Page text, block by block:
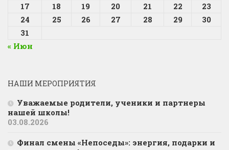
17
18 19 20 21 22
23
24
25 26 27 28 29
30
31
« Июн
НАШИ МЕРОПРИЯТИЯ
Уважаемые родители, ученики и партнеры
нашей школы!
03.08.2026
Финал смены «Непоседы»: энергия, подарки и